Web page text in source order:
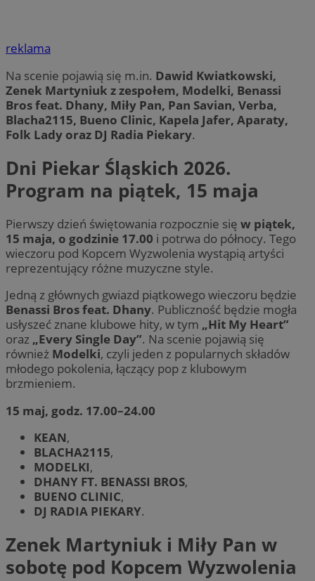
reklama
Na scenie pojawią się m.in. Dawid Kwiatkowski,
Zenek Martyniuk z zespołem, Modelki, Benassi
Bros feat. Dhany, Miły Pan, Pan Savian, Verba,
Blacha2115, Bueno Clinic, Kapela Jafer, Aparaty,
Folk Lady oraz DJ Radia Piekary.
Dni Piekar Śląskich 2026.
Program na piątek, 15 maja
Pierwszy dzień świętowania rozpocznie się w piątek,
15 maja, o godzinie 17.00 i potrwa do północy. Tego
wieczoru pod Kopcem Wyzwolenia wystąpią artyści
reprezentujący różne muzyczne style.
Jedną z głównych gwiazd piątkowego wieczoru będzie
Benassi Bros feat. Dhany. Publiczność będzie mogła
usłyszeć znane klubowe hity, w tym „Hit My Heart”
oraz „Every Single Day”. Na scenie pojawią się
również Modelki, czyli jeden z popularnych składów
młodego pokolenia, łączący pop z klubowym
brzmieniem.
15 maj, godz. 17.00–24.00
KEAN,
BLACHA2115,
MODELKI,
DHANY FT. BENASSI BROS,
BUENO CLINIC,
DJ RADIA PIEKARY.
Zenek Martyniuk i Miły Pan w
sobotę pod Kopcem Wyzwolenia